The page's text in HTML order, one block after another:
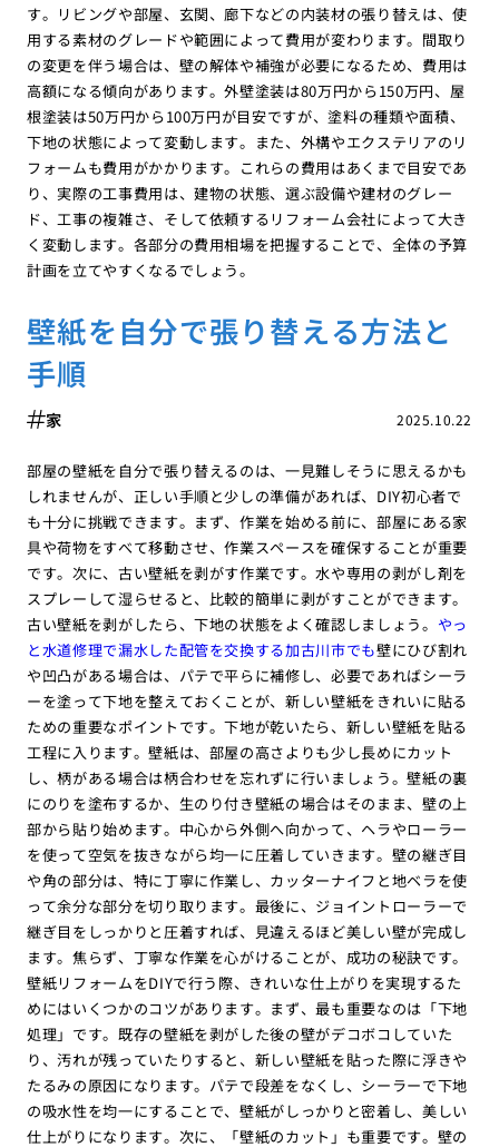
す。リビングや部屋、玄関、廊下などの内装材の張り替えは、使
用する素材のグレードや範囲によって費用が変わります。間取り
の変更を伴う場合は、壁の解体や補強が必要になるため、費用は
高額になる傾向があります。外壁塗装は80万円から150万円、屋
根塗装は50万円から100万円が目安ですが、塗料の種類や面積、
下地の状態によって変動します。また、外構やエクステリアのリ
フォームも費用がかかります。これらの費用はあくまで目安であ
り、実際の工事費用は、建物の状態、選ぶ設備や建材のグレー
ド、工事の複雑さ、そして依頼するリフォーム会社によって大き
く変動します。各部分の費用相場を把握することで、全体の予算
計画を立てやすくなるでしょう。
壁紙を自分で張り替える方法と
手順
2025.10.22
家
部屋の壁紙を自分で張り替えるのは、一見難しそうに思えるかも
しれませんが、正しい手順と少しの準備があれば、DIY初心者で
も十分に挑戦できます。まず、作業を始める前に、部屋にある家
具や荷物をすべて移動させ、作業スペースを確保することが重要
です。次に、古い壁紙を剥がす作業です。水や専用の剥がし剤を
スプレーして湿らせると、比較的簡単に剥がすことができます。
古い壁紙を剥がしたら、下地の状態をよく確認しましょう。 やっ
と水道修理で漏水した配管を交換する加古川市でも壁にひび割れ
や凹凸がある場合は、パテで平らに補修し、必要であればシーラ
ーを塗って下地を整えておくことが、新しい壁紙をきれいに貼る
ための重要なポイントです。下地が乾いたら、新しい壁紙を貼る
工程に入ります。壁紙は、部屋の高さよりも少し長めにカット
し、柄がある場合は柄合わせを忘れずに行いましょう。壁紙の裏
にのりを塗布するか、生のり付き壁紙の場合はそのまま、壁の上
部から貼り始めます。中心から外側へ向かって、ヘラやローラー
を使って空気を抜きながら均一に圧着していきます。壁の継ぎ目
や角の部分は、特に丁寧に作業し、カッターナイフと地ベラを使
って余分な部分を切り取ります。最後に、ジョイントローラーで
継ぎ目をしっかりと圧着すれば、見違えるほど美しい壁が完成し
ます。焦らず、丁寧な作業を心がけることが、成功の秘訣です。
壁紙リフォームをDIYで行う際、きれいな仕上がりを実現するた
めにはいくつかのコツがあります。まず、最も重要なのは「下地
処理」です。既存の壁紙を剥がした後の壁がデコボコしていた
り、汚れが残っていたりすると、新しい壁紙を貼った際に浮きや
たるみの原因になります。パテで段差をなくし、シーラーで下地
の吸水性を均一にすることで、壁紙がしっかりと密着し、美しい
仕上がりになります。次に、「壁紙のカット」も重要です。壁の